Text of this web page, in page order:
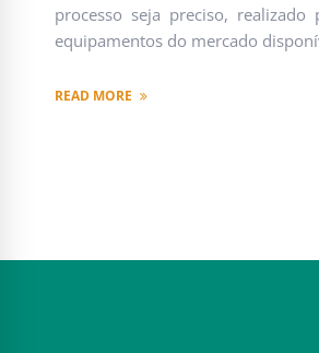
processo seja preciso, realizado
equipamentos do mercado
READ MORE